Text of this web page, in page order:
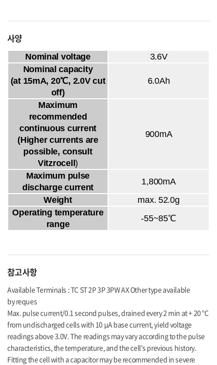
사양
Nominal voltage
3.6V
Nominal capacity
(at 15mA, 20℃, 2.0V cut
off)
6.0Ah
Maximum
recommended
continuous current
(Higher currents are
possible, consult
Vitzrocell)
900mA
Maximum pulse
discharge current
1,800mA
Weight
max. 52.0g
Operating temperature
range
-55~85℃
참고사항
Available Terminals : TC ST 2P 3P 3PW AX Other type available
by reques
Max. pulse current/0.1 second pulses, drained every 2 min at + 20 °C
from undischarged cells with 10 μA base current, yield voltage
readings above 3.0V. The readings may vary according to the pulse
characteristics, the temperature, and the cell's previous history.
Fitting the cell with a capacitor may be recommended in severe